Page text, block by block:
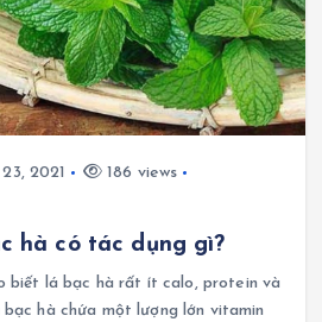
2021
186 views
hà có tác dụng gì?
biết lá bạc hà rất ít calo, protein và
hà chứa một lượng lớn vitamin